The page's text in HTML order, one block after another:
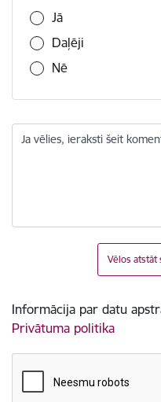
Jā
Daļēji
Nē
Ja vēlies, ieraksti šeit
Vēlos atstāt
Informācija par datu
Privātuma politika